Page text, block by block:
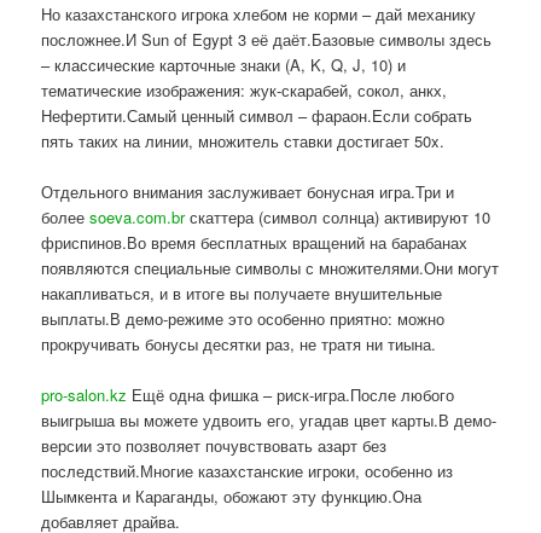
Но казахстанского игрока хлебом не корми – дай механику
посложнее.И Sun of Egypt 3 её даёт.Базовые символы здесь
– классические карточные знаки (A, K, Q, J, 10) и
тематические изображения: жук-скарабей, сокол, анкх,
Нефертити.Самый ценный символ – фараон.Если собрать
пять таких на линии, множитель ставки достигает 50x.
Отдельного внимания заслуживает бонусная игра.Три и
болееsoeva.com.brскаттера (символ солнца) активируют 10
фриспинов.Во время бесплатных вращений на барабанах
появляются специальные символы с множителями.Они могут
накапливаться, и в итоге вы получаете внушительные
выплаты.В демо-режиме это особенно приятно: можно
прокручивать бонусы десятки раз, не тратя ни тиына.
pro-salon.kz Ещё одна фишка – риск-игра.После любого
выигрыша вы можете удвоить его, угадав цвет карты.В демо-
версии это позволяет почувствовать азарт без
последствий.Многие казахстанские игроки, особенно из
Шымкента и Караганды, обожают эту функцию.Она
добавляет драйва.